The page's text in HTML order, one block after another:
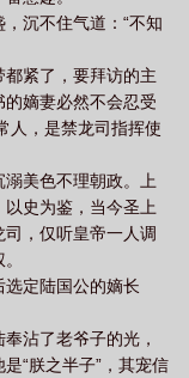
沉不住气道：“不知
紧了，要拜访的主
嫡妻必然不会忍受
人，是禁龙司指挥使
美色不理朝政。上
史为鉴，当今圣上
，仅听皇帝一人调
定陆国公的嫡长
沾了老爷子的光，
“朕之半子”，其宠信